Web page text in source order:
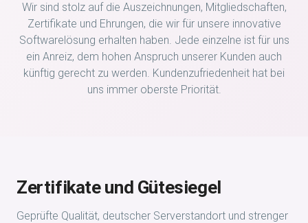
Wir sind stolz auf die Auszeichnungen, Mitgliedschaften,
Zertifikate und Ehrungen, die wir für unsere innovative
Softwarelösung erhalten haben. Jede einzelne ist für uns
ein Anreiz, dem hohen Anspruch unserer Kunden auch
künftig gerecht zu werden. Kundenzufriedenheit hat bei
uns immer oberste Priorität.
Zertifikate und Gütesiegel
Geprüfte Qualität, deutscher Serverstandort und strenger